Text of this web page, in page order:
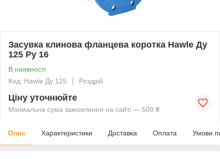
Засувка клинова фланцева коротка Hawle Ду
125 Ру 16
В наявності
Код: Hawle Ду 125
Роздріб
Ціну уточнюйте
Мінімальна сума замовлення на сайті — 500 ₴
Опис Характеристики Доставка Оплата Умови